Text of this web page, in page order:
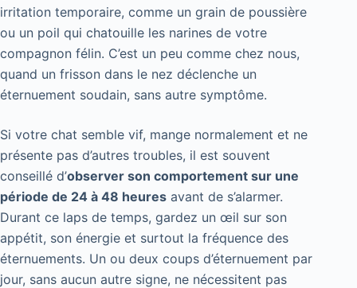
irritation temporaire, comme un grain de poussière
ou un poil qui chatouille les narines de votre
compagnon félin. C’est un peu comme chez nous,
quand un frisson dans le nez déclenche un
éternuement soudain, sans autre symptôme.
Si votre chat semble vif, mange normalement et ne
présente pas d’autres troubles, il est souvent
conseillé d’observer son comportement sur une
période de 24 à 48 heures avant de s’alarmer.
Durant ce laps de temps, gardez un œil sur son
appétit, son énergie et surtout la fréquence des
éternuements. Un ou deux coups d’éternuement par
jour, sans aucun autre signe, ne nécessitent pas